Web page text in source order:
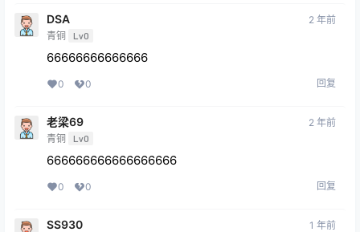
DSA
青铜 Lv0
2 年前
66666666666666
0 0 回复
老梁69
青铜 Lv0
2 年前
666666666666666666
0 0 回复
SS930 1 年前